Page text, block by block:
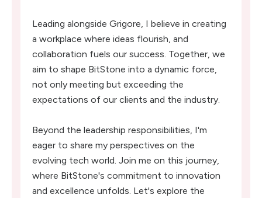
Leading alongside Grigore, I believe in creating
a workplace where ideas flourish, and
collaboration fuels our success. Together, we
aim to shape BitStone into a dynamic force,
not only meeting but exceeding the
expectations of our clients and the industry.
Beyond the leadership responsibilities, I'm
eager to share my perspectives on the
evolving tech world. Join me on this journey,
where BitStone's commitment to innovation
and excellence unfolds. Let's explore the